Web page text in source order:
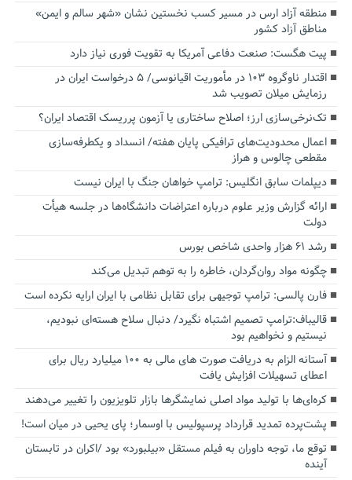
منطقه آزاد ارس در مسیر کسب نخستین نشان «شهر سالم و ایمن»
مناطق آزاد کشور
پیت هگست: صنعت دفاعی آمریکا به تقویت فوری نیاز دارد
اقتدار ناوگروه ۱۰۳ در مأموریت‌ اقیانوسی/ ۵ درخواست ایران در
رزمایش میلان تصویب شد
تک‌نرخی‌سازی ارز؛ اصلاح ساختاری یا آزمون پرریسک اقتصاد ایران؟
اعمال محدودیت‌های ترافیکی پایان هفته/ انسداد و یکطرفه‌سازی
مقطعی چالوس و هراز
دیپلمات سابق انگلیس:‌ ترامپ خواهان جنگ با ایران نیست
ارائه گزارش وزیر علوم درباره اعتراضات دانشگاه‌ها در جلسه هیأت
دولت
رشد ۶۱ هزار واحدی شاخص بورس
چگونه مواد روان‌گردان، خاطره را به توهم تبدیل می‌کند
فارن پالسی: ترامپ توجیهی برای تقابل نظامی با ایران ارایه نکرده است
قالیباف:ترامپ تصمیم اشتباه نگیرد/ دنبال سلاح هسته‌ای نبودیم،
نیستیم و نخواهیم بود
آستانه الزام به دریافت صورت های مالی به ۱۰۰ میلیارد ریال برای
اعطای تسهیلات افزایش یافت
کره‌ای‌ها با تولید مواد اصلی نمایشگرها بازار تلویزیون را تغییر می‌دهند
پشت‌پرده تمدید قرارداد پرسپولیس با اوسمار؛ پای یحیی در میان است!
توقع ما، توجه داوران به فیلم مستقل «بیلبورد» بود /اکران در تابستان
آینده